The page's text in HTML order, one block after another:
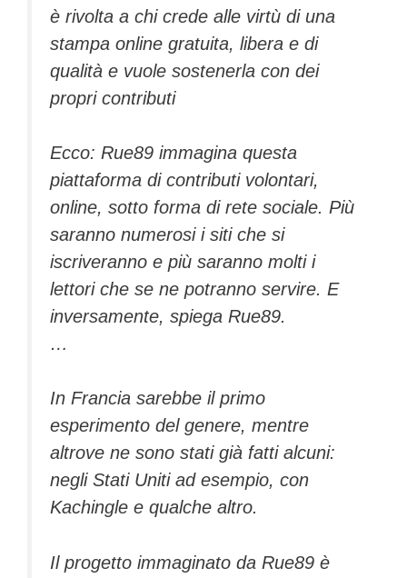
è rivolta a chi crede alle virtù di una
stampa online gratuita, libera e di
qualità e vuole sostenerla con dei
propri contributi
Ecco: Rue89 immagina questa
piattaforma di contributi volontari,
online, sotto forma di rete sociale. Più
saranno numerosi i siti che si
iscriveranno e più saranno molti i
lettori che se ne potranno servire. E
inversamente, spiega Rue89.
…
In Francia sarebbe il primo
esperimento del genere, mentre
altrove ne sono stati già fatti alcuni:
negli Stati Uniti ad esempio, con
Kachingle e qualche altro.
Il progetto immaginato da Rue89 è